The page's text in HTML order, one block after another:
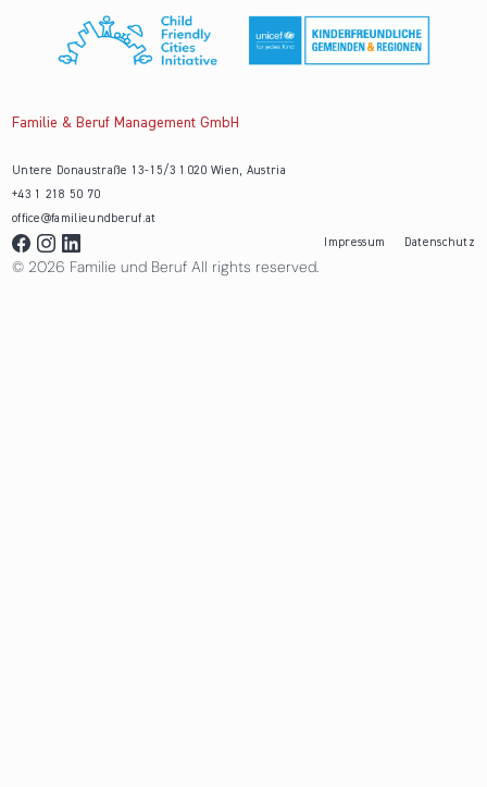
Familie & Beruf Management GmbH
Untere Donaustraße 13-15/3 1020 Wien, Austria
+43 1 218 50 70
office@familieundberuf.at
Impressum
Datenschutz
© 2026 Familie und Beruf All rights reserved.